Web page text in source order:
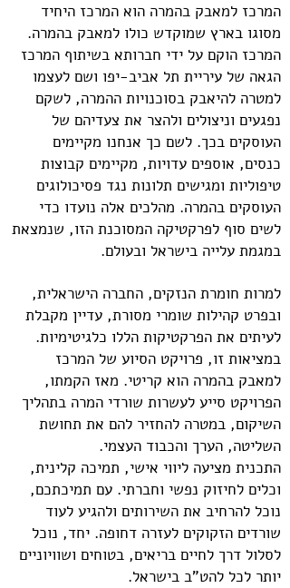
המרכז למאבק בהמרה הוא המרכז היחיד
מסוגו בארץ שמוקדש כולו למאבק בהמרה.
המרכז הוקם על ידי חברותא בשיתוף המרכז
הגאה של עיריית תל אביב-יפו ושם לעצמו
למטרה להיאבק בסוכנויות ההמרה, לשקם
נפגעים וניצולים ולהצר את צעדיהם של
העוסקים בכך. לשם כך אנחנו מקיימים
כנסים, אוספים עדויות, מקיימים קבוצות
טיפוליות ומגישים תלונות נגד פסיכולוגים
העוסקים בהמרה. מהלכים אלה נועדו כדי
לשים סוף לפרקטיקה המסוכנת הזו, שנמצאת
במגמת עלייה בישראל ובעולם.
למרות חומרת הנזקים, החברה הישראלית,
ובפרט קהילות שומרי מסורת, עדיין מקבלת
לעיתים את הפרקטיקות הללו כלגיטימיות.
במציאות זו, פרויקט הסיוע של המרכז
למאבק בהמרה הוא קריטי. מאז הקמתו,
הפרויקט סייע לעשרות שורדי המרה בתהליך
השיקום, במטרה להחזיר להם את תחושת
השליטה, הערך והכבוד העצמי.
התכנית מציעה ליווי אישי, תמיכה קלינית,
וכלים לחיזוק נפשי וחברתי. עם תמיכתכם,
נוכל להרחיב את השירותים ולהגיע לעוד
שורדים הזקוקים לעזרה דחופה. יחד, נוכל
לסלול דרך לחיים בריאים, בטוחים ושוויוניים
יותר לכל להט"ב בישראל.